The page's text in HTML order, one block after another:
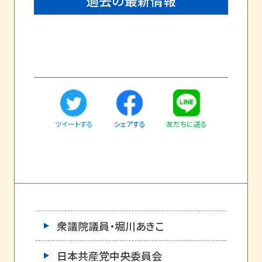
ツイートする シェアする 友だちに送る
衆議院議員・堀川あきこ
日本共産党中央委員会